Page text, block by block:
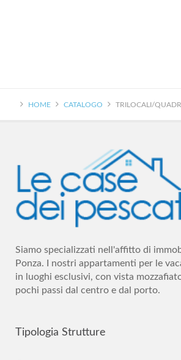
HOME CATALOGO TRILOCALI/
Siamo specializzati nell'affitto di
Ponza. I nostri appartamenti per le
in luoghi esclusivi, con vista
pochi passi dal centro e dal porto.
Tipologia Strutture